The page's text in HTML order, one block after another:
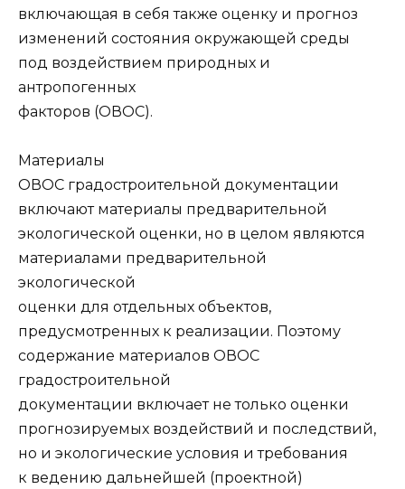
включающая в себя также оценку и прогноз
изменений состояния окружающей среды
под воздействием природных и
антропогенных
факторов (ОВОС).
Материалы
ОВОС градостроительной документации
включают материалы предварительной
экологической оценки, но в целом являются
материалами предварительной
экологической
оценки для отдельных объектов,
предусмотренных к реализации. Поэтому
содержание материалов ОВОС
градостроительной
документации включает не только оценки
прогнозируемых воздействий и последствий,
но и экологические условия и требования
к ведению дальнейшей (проектной)